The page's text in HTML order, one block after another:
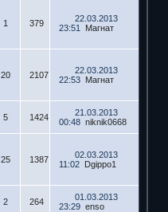
1 379
22.03.2013
23:51
Магнат
20 2107
22.03.2013
22:53 Магнат
5 1424
21.03.2013
00:48 niknik0668
25 1387
02.03.2013
11:02 Dgippo1
2 264
01.03.2013
23:29 enso